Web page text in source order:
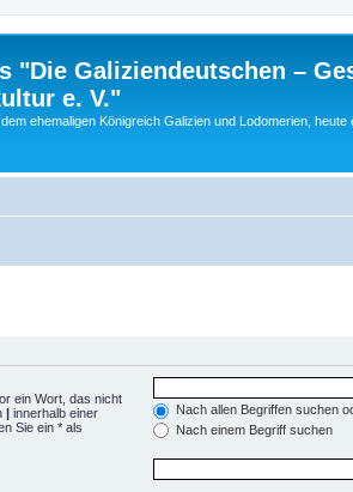
"Die Galiziendeutschen –
e. V."
ehemaligen Königreich Galizien und Lodomerien, heute
ein Wort, das nicht
| innerhalb einer
Sie ein * als
Nach allen Begriffen suchen
Nach einem Begriff suchen